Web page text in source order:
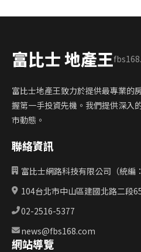
富比士 地產王
富比士地產王致力於提供最專業的
握第一手投資先機。我們提供深入
市動態。
聯絡資訊
富比士網路科技有限公司（統編
104台北市中山區建國北路二段
02-2516-5377
news@fbs168.com
網站導覽